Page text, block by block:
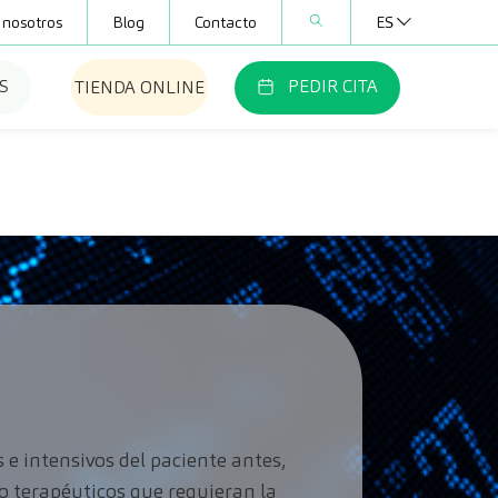
Blog Contacto ES
TIENDA ONLINE PEDIR CITA
intensivos del paciente antes,
terapéuticos que requieran la